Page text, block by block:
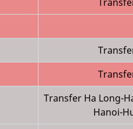
Transfer Ha Long-
Hanoi-